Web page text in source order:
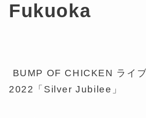
Fukuoka
BUMP OF CHICKEN ライ
2022「Silver Jubilee」